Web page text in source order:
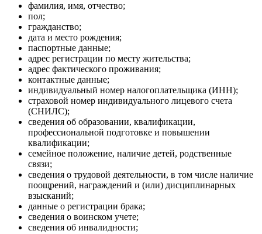
фамилия, имя, отчество;
пол;
гражданство;
дата и место рождения;
паспортные данные;
адрес регистрации по месту жительства;
адрес фактического проживания;
контактные данные;
индивидуальный номер налогоплательщика (ИНН);
страховой номер индивидуального лицевого счета
(СНИЛС);
сведения об образовании, квалификации,
профессиональной подготовке и повышении
квалификации;
семейное положение, наличие детей, родственные
связи;
сведения о трудовой деятельности, в том числе наличие
поощрений, награждений и (или) дисциплинарных
взысканий;
данные о регистрации брака;
сведения о воинском учете;
сведения об инвалидности;